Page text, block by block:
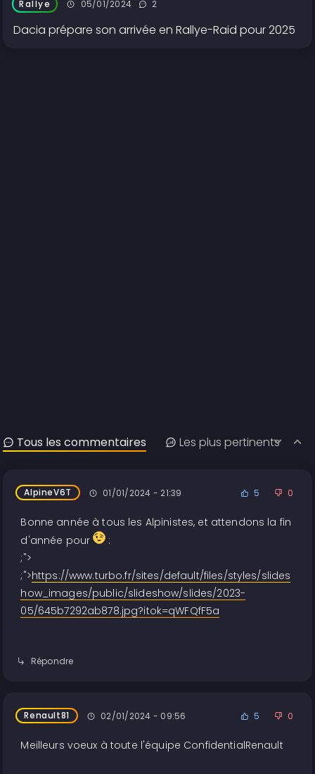
Rallye 05/01/2024 2
Dacia prépare son arrivée en Rallye-Raid pour 2025
Tous les commentaires Les plus pertinents
AlpineV6T 01/01/2024 - 21:39 5 0
Bonne année à tous les Alpinistes, et attendons la fin
d'année pour
:
;">
;">https://www.turbo.fr/sites/default/files/styles/slides
how_images/public/slideshow/slides/2023-
05/645b7292ab878.jpg?itok=qWFQfF5a
Répondre
Renault81 02/01/2024 - 09:56 5 0
Meilleurs voeux à toute l'équipe ConfidentialRenault